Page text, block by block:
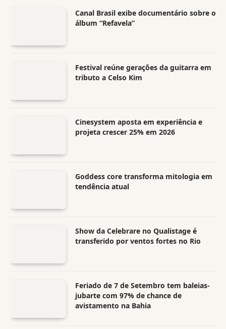
Canal Brasil exibe documentário sobre o
álbum “Refavela”
Festival reúne gerações da guitarra em
tributo a Celso Kim
Cinesystem aposta em experiência e
projeta crescer 25% em 2026
Goddess core transforma mitologia em
tendência atual
Show da Celebrare no Qualistage é
transferido por ventos fortes no Rio
Feriado de 7 de Setembro tem baleias-
jubarte com 97% de chance de
avistamento na Bahia